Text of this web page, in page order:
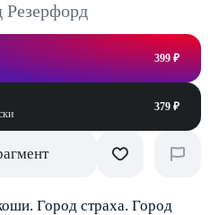
Резерфорд
399 ₽
379 ₽
Город страха. Город